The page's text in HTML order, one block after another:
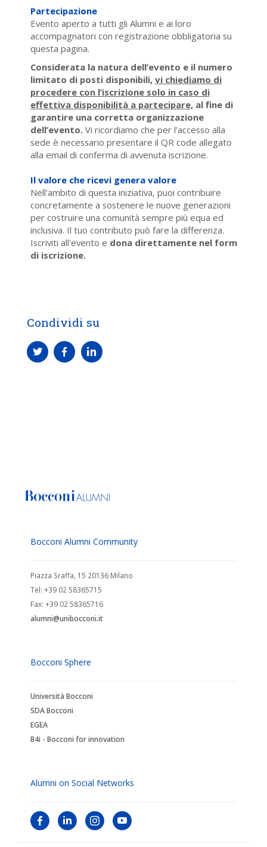
Partecipazione
Evento aperto a tutti gli Alumni e ai loro
accompagnatori con registrazione obbligatoria su
questa pagina.
Considerata la natura dell’evento e il numero
limitato di posti disponibili, vi chiediamo di
procedere con l’iscrizione solo in caso di
effettiva disponibilità a partecipare,al fine di
garantire una corretta organizzazione
dell’evento.Vi ricordiamo che per l’accesso alla
sede è necessario presentare il QR code allegato
alla email di conferma di avvenuta iscrizione.
Il valore che ricevi genera valore
Nell'ambito di questa iniziativa, puoi contribuire
concretamente a sostenere le nuove generazioni
per costruire una comunità sempre più equa ed
inclusiva. Il tuo contributo può fare la differenza.
Iscriviti all'evento e dona direttamente nel form
di iscrizione.
Condividi su
Bocconi Alumni Community
Piazza Sraffa, 15 20136 Milano
Tel: +39 02 58365715
Fax: +39 02 58365716
alumni@unibocconi.it
Bocconi Sphere
Università Bocconi
SDA Bocconi
EGEA
B4i - Bocconi for innovation
Alumni on Social Networks